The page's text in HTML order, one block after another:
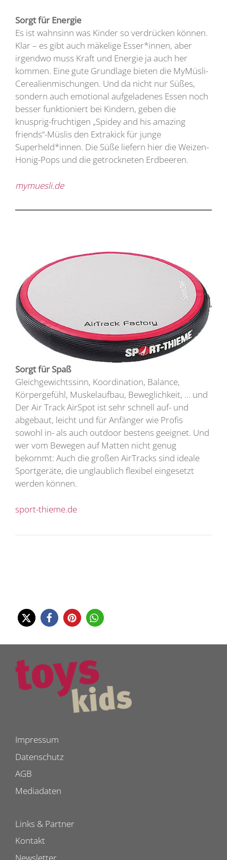
Sorgt für Energie
Es ist wahnsinn was Kinder so verdrücken können.
Klar – es gibt auch mäkelige Esser*innen, aber
irgendwo muss Kraft und Energie ja auch her
kommen. Eine gute Grundlage bieten die MyMüsli-
Cerealienmischungen. Und da nicht nur Süßes,
sondern auch emotional aufgeladenes Essen noch
besser funktioniert bei Kindern, geben die
knusprig-fruchtigen „Spidey and his amazing
friends“-Müslis den Extrakick für junge
Superheld*innen. Die Süße liefern hier die Weizen-
Honig-Pops und die getrockneten Erdbeeren.
mymuesli.de
Sorgt für Spaß
Gleichgewichtssinn, Koordination, Balance,
Körpergefühl, Muskelaufbau, Beweglichkeit, … und
Der Air Track AirSpot ist sehr schnell auf- und
abgebaut, leicht und für Anfänger wie Profis
sowohl in- als auch outdoor bestens geeignet. Und
wer vom Bewegen auf Matten nicht genug
bekommt: Auch die großen AirTracks sind ideale
Sportgeräte, die unglaublich flexibel eingesetzt
werden können.
sport-thieme.de
Impressum
Datenschutz
AGB
Mediadaten
Links & Partner
Kontakt
Newsletter